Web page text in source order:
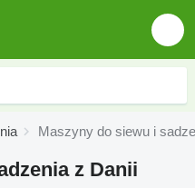
Maszyny do siewu i
z Danii